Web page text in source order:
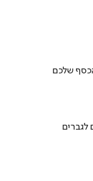
שלכם
לגברים